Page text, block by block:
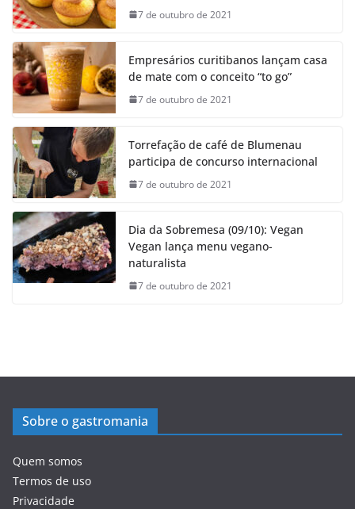
7 de outubro de 2021
Empresários curitibanos lançam casa
de mate com o conceito “to go”
7 de outubro de 2021
Torrefação de café de Blumenau
participa de concurso internacional
7 de outubro de 2021
Dia da Sobremesa (09/10): Vegan
Vegan lança menu vegano-
naturalista
7 de outubro de 2021
Sobre o gastromania
Quem somos
Termos de uso
Privacidade